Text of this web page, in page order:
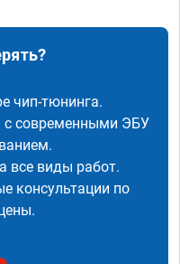
чип-тюнинга.
с современными ЭБУ
все виды работ.
консультации по